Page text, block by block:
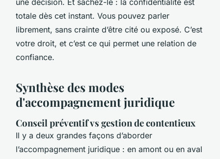
une décision. Et sachez-le : la confidentialité est
totale dès cet instant. Vous pouvez parler
librement, sans crainte d’être cité ou exposé. C’est
votre droit, et c’est ce qui permet une relation de
confiance.
Synthèse des modes
d'accompagnement juridique
Conseil préventif vs gestion de contentieux
Il y a deux grandes façons d’aborder
l’accompagnement juridique : en amont ou en aval